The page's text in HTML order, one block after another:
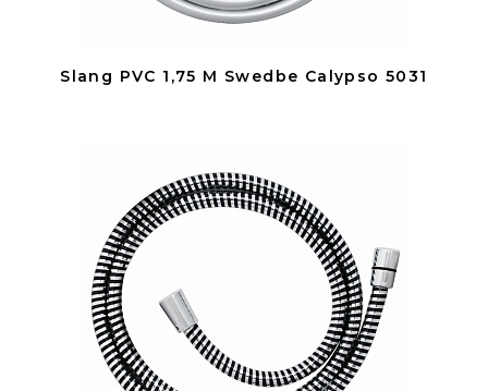
Slang PVC 1,75 M Swedbe Calypso 5031